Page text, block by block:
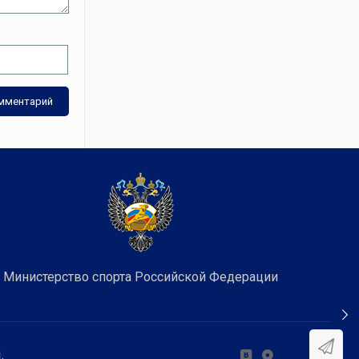
Министерство спорта Российской Федерации